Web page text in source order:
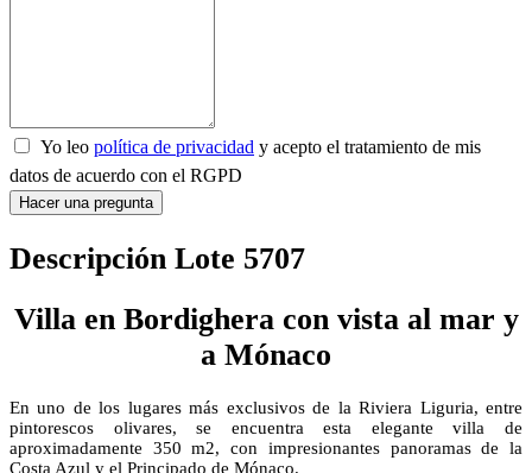
Yo leo política de privacidad y acepto el tratamiento de mis
datos de acuerdo con el RGPD
Hacer una pregunta
Descripción Lote 5707
Villa en Bordighera con vista al mar y
a Mónaco
En uno de los lugares más exclusivos de la Riviera Liguria, entre
pintorescos olivares, se encuentra esta elegante villa de
aproximadamente 350 m2, con impresionantes panoramas de la
Costa Azul y el Principado de Mónaco.